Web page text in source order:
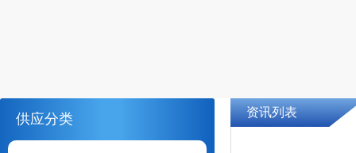
供应分类 资讯列表